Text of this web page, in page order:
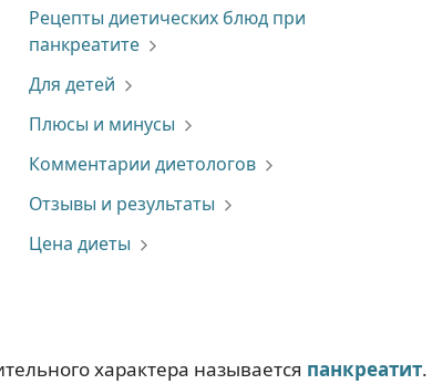
Рецепты диетических блюд при
панкреатите
Для детей
Плюсы и минусы
Комментарии диетологов
Отзывы и результаты
Цена диеты
характера называется панкреатит.